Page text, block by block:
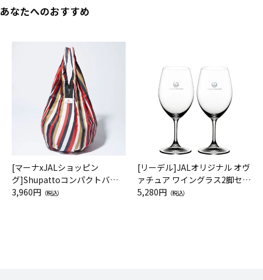
あなたへのおすすめ
[マーナxJALショッピン
グ]Shupattoコンパクトバッ
グ Drop JAL客室乗務員（LC）
3,960円 （税込）
[リーデル]JALオリジナル オヴ
ァチュア ワイングラス2脚セッ
ト（レッドワイン）
5,280円 （税込）